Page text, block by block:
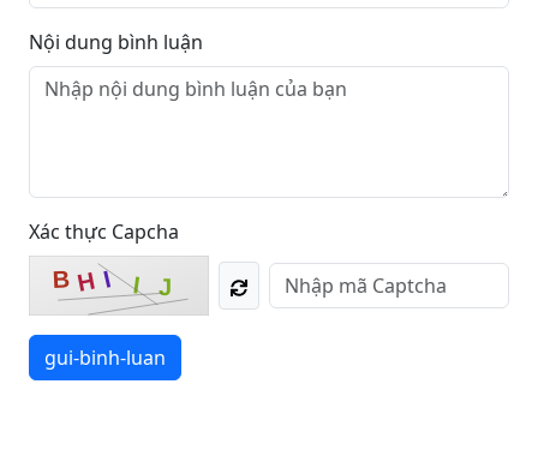
Nội dung bình luận
Xác thực Capcha
B H I I J
gui-binh-luan